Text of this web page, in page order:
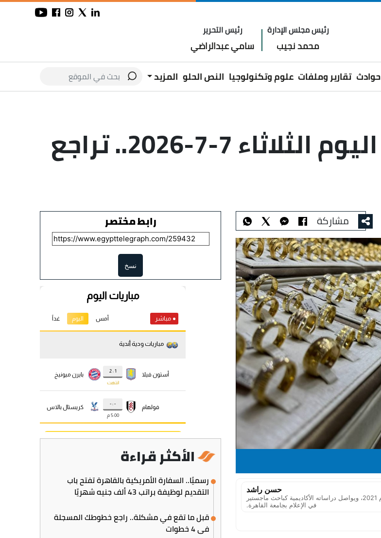
رئيس مجلس الإدارة
محمد نجيب
رئيس التحرير
سامي عبدالراضي
حوادث تقارير وملفات علوم وتكنولوجيا النص الحلو المزيد
سعر الذهب في مصر اليوم الثلاثاء 7-7-2026.. تراجع
مشاركة
حسن راشد
صحفي مصري، حاصل على بكالوريوس الإعلام من جامعة الأهرام الكندية عام 2021، ويواصل دراساته الأكاديمية كباحث ماجستير
في الإعلام بجامعة القاهرة.
رابط مختصر
نسخ
الأكثر قراءة
رسميًا.. السفارة الأمريكية بالقاهرة تفتح باب
التقديم لوظيفة براتب 43 ألف جنيه شهريًا
قبل ما تقع في مشكلة.. راجع خطوطك المسجلة
في 4 خطوات